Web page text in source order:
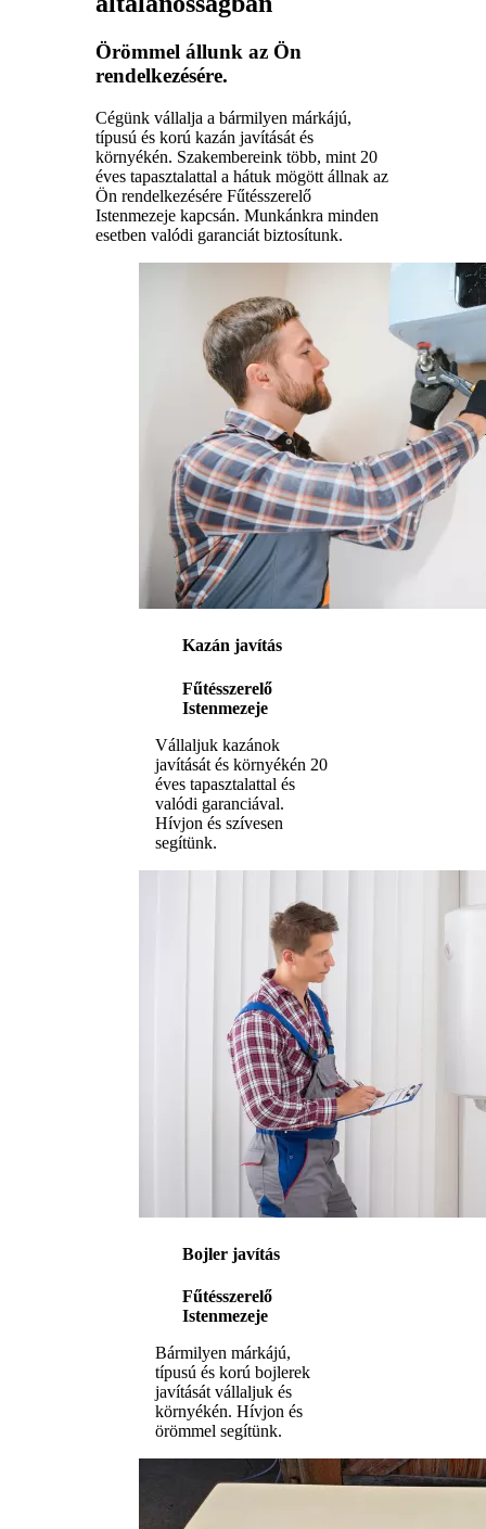
Örömmel állunk az Ön
rendelkezésére.
Cégünk vállalja a bármilyen márkájú,
típusú és korú kazán javítását és
környékén. Szakembereink több, mint 20
éves tapasztalattal a hátuk mögött állnak az
Ön rendelkezésére Fűtésszerelő
Istenmezeje kapcsán. Munkánkra minden
esetben valódi garanciát biztosítunk.
Kazán javítás
Fűtésszerelő
Istenmezeje
Vállaljuk kazánok
javítását és környékén 20
éves tapasztalattal és
valódi garanciával.
Hívjon és szívesen
segítünk.
Bojler javítás
Fűtésszerelő
Istenmezeje
Bármilyen márkájú,
típusú és korú bojlerek
javítását vállaljuk és
környékén. Hívjon és
örömmel segítünk.